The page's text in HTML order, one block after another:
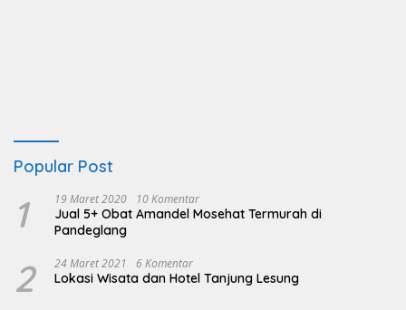
Popular Post
1 19 Maret 2020 10 Komentar
Jual 5+ Obat Amandel Mosehat Termurah di
Pandeglang
2 24 Maret 2021 6 Komentar
Lokasi Wisata dan Hotel Tanjung Lesung